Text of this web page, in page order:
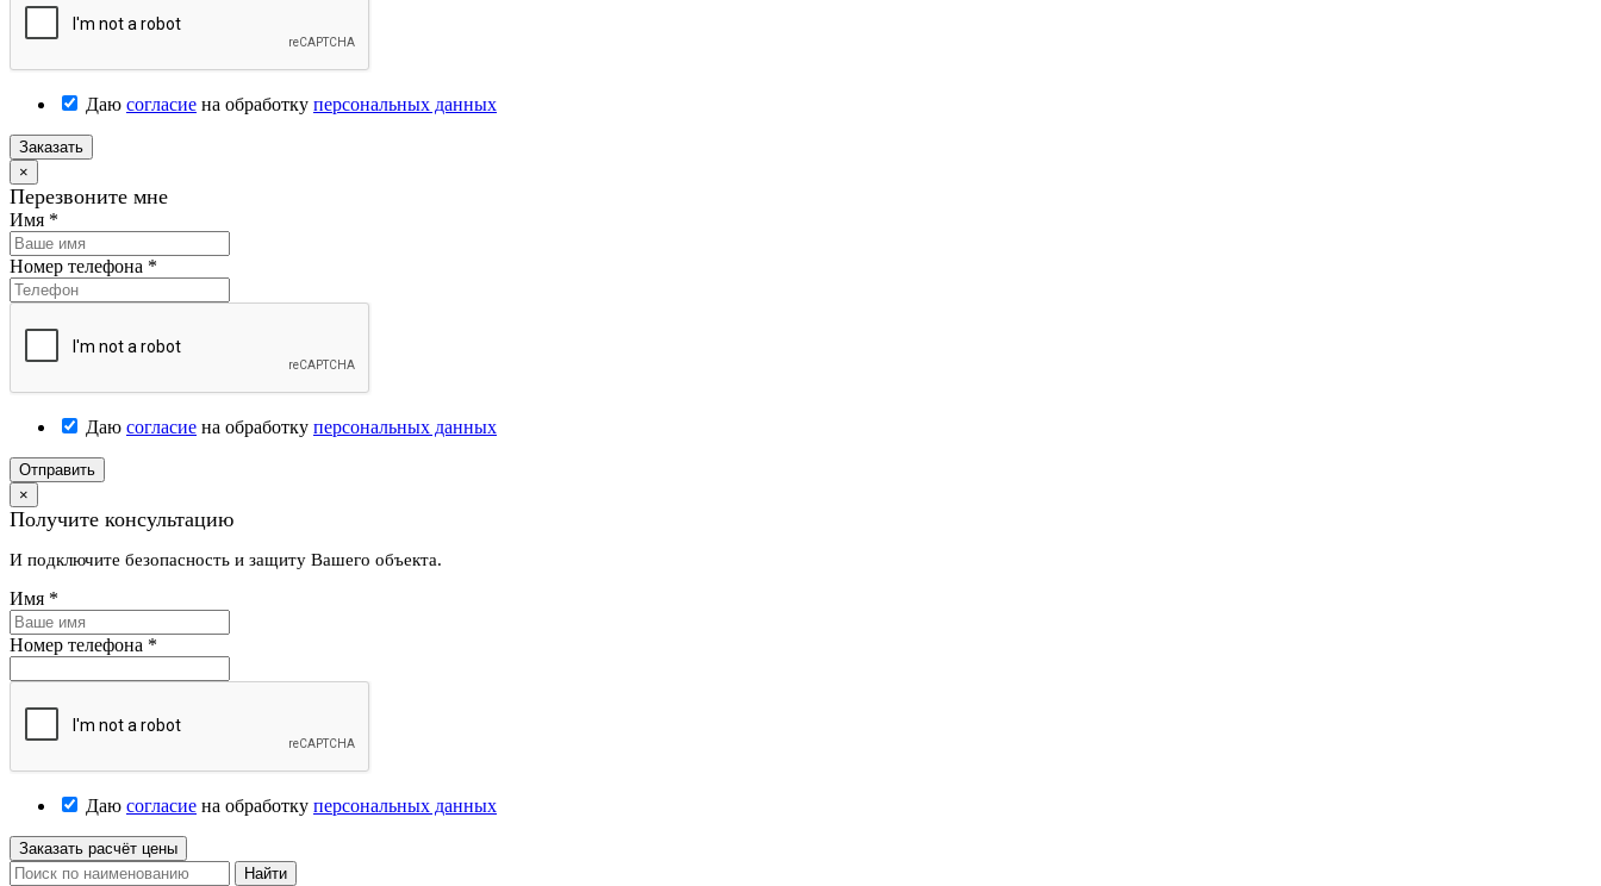
Даю согласие на обработку персональных данных
Заказать
×
Перезвоните мне
Имя *
Номер телефона *
Даю согласие на обработку персональных данных
Отправить
×
Получите консультацию
И подключите безопасность и защиту Вашего объекта.
Имя *
Номер телефона *
Даю согласие на обработку персональных данных
Заказать расчёт цены
Найти